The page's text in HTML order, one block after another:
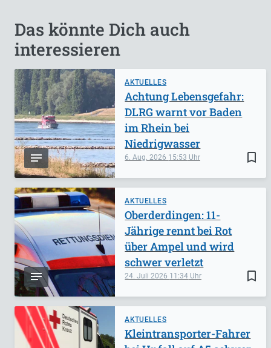
Das könnte Dich auch
interessieren
AKTUELLES
bookmark_border
6. Aug. 2026 15:53
Achtung Lebensgefahr:
DLRG warnt vor Baden
im Rhein bei
Niedrigwasser
AKTUELLES
bookmark_border
24. Juli 2026 11:34
Oberderdingen: 11-
Jährige rennt bei Rot
über Ampel und wird
schwer verletzt
AKTUELLES
Kleintransporter-Fahrer